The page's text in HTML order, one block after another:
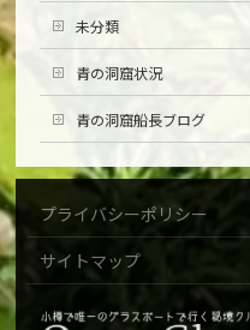
未分類
青の洞窟状況
青の洞窟船長ブログ
プライバシーポリシー
サイトマップ